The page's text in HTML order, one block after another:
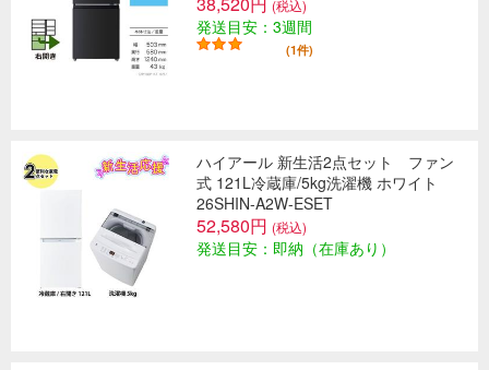
(税込)
発送目安：3週間
(1件)
ハイアール 新生活2点セット ファン
式 121L冷蔵庫/5kg洗濯機 ホワイト
26SHIN-A2W-ESET
52,580円 (税込)
発送目安：即納（在庫あり）